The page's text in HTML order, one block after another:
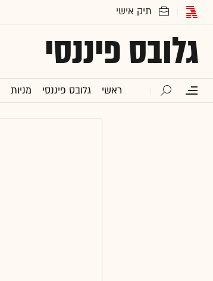
גלובס פיננסי
ראשי גלובס פיננסי מניות